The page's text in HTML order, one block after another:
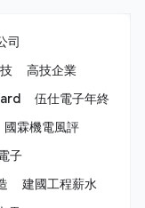
司
高技企業
伍仕電子年終
國霖機電風評
子
建國工程薪水